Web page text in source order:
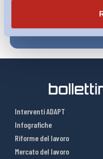
Interventi ADAPT
Infografiche
Riforme del lavoro
Mercato del lavoro